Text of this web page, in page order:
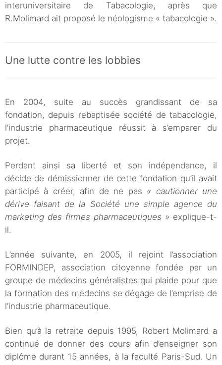
interuniversitaire de Tabacologie, après que
R.Molimard ait proposé le néologisme « tabacologie ».
Une lutte contre les lobbies
En 2004, suite au succès grandissant de sa
fondation, depuis rebaptisée société de tabacologie,
l’industrie pharmaceutique réussit à s’emparer du
projet.
Perdant ainsi sa liberté et son indépendance, il
décide de démissionner de cette fondation qu’il avait
participé à créer, afin de ne pas « cautionner une
dérive faisant de la Société une simple agence du
marketing des firmes pharmaceutiques » explique-t-
il.
L’année suivante, en 2005, il rejoint l’association
FORMINDEP, association citoyenne fondée par un
groupe de médecins généralistes qui plaide pour que
la formation des médecins se dégage de l’emprise de
l’industrie pharmaceutique.
Bien qu’à la retraite depuis 1995, Robert Molimard a
continué de donner des cours afin d’enseigner son
diplôme durant 15 années, à la faculté Paris-Sud. Un